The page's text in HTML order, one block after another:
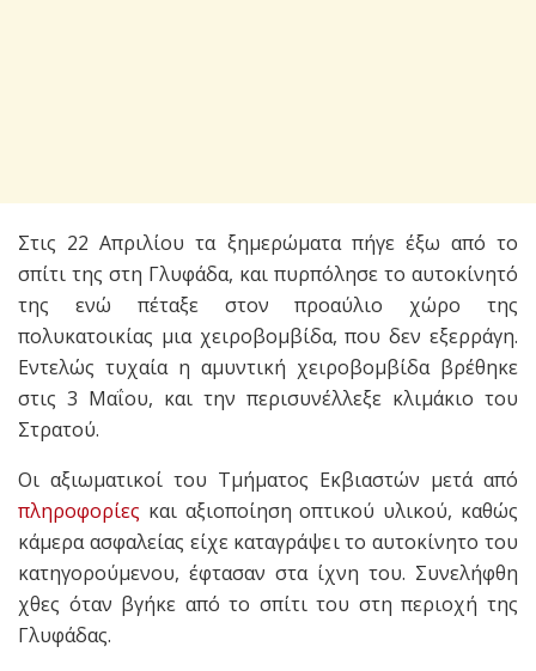
Στις 22 Απριλίου τα ξημερώματα πήγε έξω από το
σπίτι της στη Γλυφάδα, και πυρπόλησε το αυτοκίνητό
της ενώ πέταξε στον προαύλιο χώρο της
πολυκατοικίας μια χειροβομβίδα, που δεν εξερράγη.
Εντελώς τυχαία η αμυντική χειροβομβίδα βρέθηκε
στις 3 Μαΐου, και την περισυνέλλεξε κλιμάκιο του
Στρατού.
Οι αξιωματικοί του Τμήματος Εκβιαστών μετά από
πληροφορίες και αξιοποίηση οπτικού υλικού, καθώς
κάμερα ασφαλείας είχε καταγράψει το αυτοκίνητο του
κατηγορούμενου, έφτασαν στα ίχνη του. Συνελήφθη
χθες όταν βγήκε από το σπίτι του στη περιοχή της
Γλυφάδας.